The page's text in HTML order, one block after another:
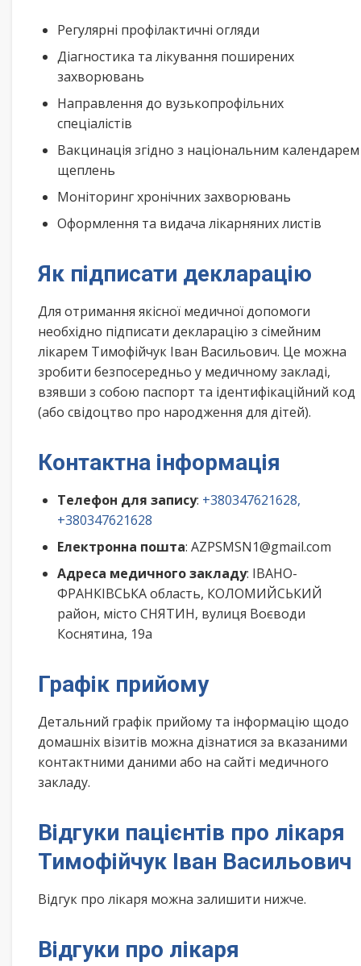
Регулярні профілактичні огляди
Діагностика та лікування поширених
захворювань
Направлення до вузькопрофільних
спеціалістів
Вакцинація згідно з національним календарем
щеплень
Моніторинг хронічних захворювань
Оформлення та видача лікарняних листів
Як підписати декларацію
Для отримання якісної медичної допомоги
необхідно підписати декларацію з сімейним
лікарем Тимофійчук Іван Васильович. Це можна
зробити безпосередньо у медичному закладі,
взявши з собою паспорт та ідентифікаційний код
(або свідоцтво про народження для дітей).
Контактна інформація
Телефон для запису: +380347621628,
+380347621628
Електронна пошта: AZPSMSN1@gmail.com
Адреса медичного закладу: ІВАНО-
ФРАНКІВСЬКА область, КОЛОМИЙСЬКИЙ
район, місто СНЯТИН, вулиця Воєводи
Коснятина, 19а
Графік прийому
Детальний графік прийому та інформацію щодо
домашніх візитів можна дізнатися за вказаними
контактними даними або на сайті медичного
закладу.
Відгуки пацієнтів про лікаря
Тимофійчук Іван Васильович
Відгук про лікаря можна залишити нижче.
Відгуки про лікаря